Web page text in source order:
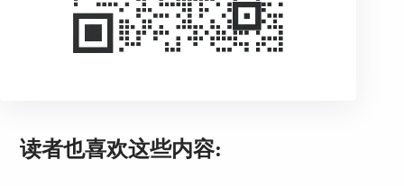
射，再来看它落到哪里。
读者也喜欢这些内容: